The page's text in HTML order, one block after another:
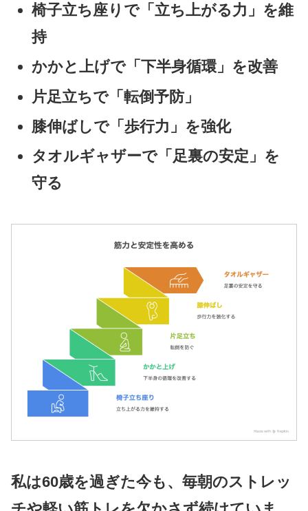
椅子立ち座りで「立ち上がる力」を維
持
かかと上げで「下半身循環」を改善
片足立ちで「転倒予防」
膝伸ばしで「歩行力」を強化
タオルギャザーで「足裏の安定」を
守る
私は60歳を過ぎた今も、毎朝のストレッ